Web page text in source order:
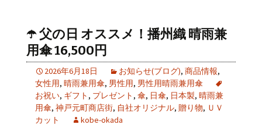
☂️ 父の日 オススメ！播州織 晴雨兼
用傘 16,500円
2026年6月18日 お知らせ(ブログ), 商品情報,
女性用, 晴雨兼用傘, 男性用, 男性用晴雨兼用傘
お祝い, ギフト , プレゼント , 傘, 日傘, 日本製, 晴雨兼
用傘, 神戸元町商店街, 自社オリジナル, 贈り物, ＵＶ
カット
kobe-okada